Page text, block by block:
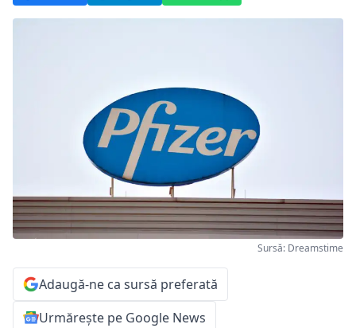
Sursă: Dreamstime
Adaugă-ne ca sursă preferată
Urmărește pe Google News